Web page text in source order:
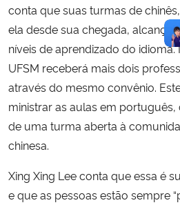
conta que suas turmas de
ela desde sua chegada,
níveis de aprendizado do
UFSM receberá mais dois
através do mesmo convênio.
ministrar as aulas em
de uma turma aberta à
chinesa.
Xing Xing Lee conta que essa é
e que as pessoas estão sempre